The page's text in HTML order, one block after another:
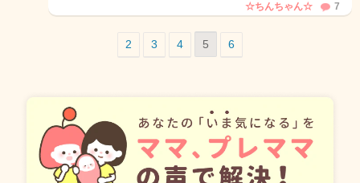
☆ちんちゃん☆ 7
2 3 4 5 6